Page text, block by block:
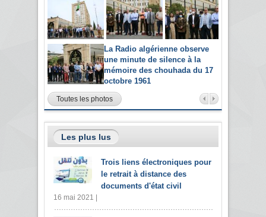
La Radio algérienne observe
une minute de silence à la
mémoire des chouhada du 17
octobre 1961
Toutes les photos
Les plus lus
Trois liens électroniques pour
le retrait à distance des
documents d'état civil
16 mai 2021 |